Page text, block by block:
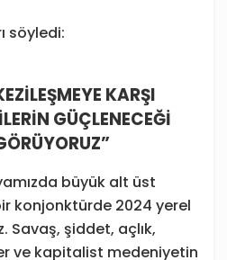
söyledi:
KARŞI
GÜÇLENECEĞİ
büyük alt üst
konjonktürde 2024 yerel
Savaş, şiddet, açlık,
ve kapitalist medeniyetin